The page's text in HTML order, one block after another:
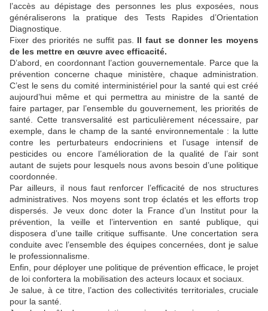
l’accès au dépistage des personnes les plus exposées, nous
généraliserons la pratique des Tests Rapides d’Orientation
Diagnostique.
Fixer des priorités ne suffit pas. Il faut se donner les moyens
de les mettre en œuvre avec efficacité.
D’abord, en coordonnant l’action gouvernementale. Parce que la
prévention concerne chaque ministère, chaque administration.
C’est le sens du comité interministériel pour la santé qui est créé
aujourd’hui même et qui permettra au ministre de la santé de
faire partager, par l’ensemble du gouvernement, les priorités de
santé. Cette transversalité est particulièrement nécessaire, par
exemple, dans le champ de la santé environnementale : la lutte
contre les perturbateurs endocriniens et l’usage intensif de
pesticides ou encore l’amélioration de la qualité de l’air sont
autant de sujets pour lesquels nous avons besoin d’une politique
coordonnée.
Par ailleurs, il nous faut renforcer l’efficacité de nos structures
administratives. Nos moyens sont trop éclatés et les efforts trop
dispersés. Je veux donc doter la France d’un Institut pour la
prévention, la veille et l’intervention en santé publique, qui
disposera d’une taille critique suffisante. Une concertation sera
conduite avec l’ensemble des équipes concernées, dont je salue
le professionnalisme.
Enfin, pour déployer une politique de prévention efficace, le projet
de loi confortera la mobilisation des acteurs locaux et sociaux.
Je salue, à ce titre, l’action des collectivités territoriales, cruciale
pour la santé.